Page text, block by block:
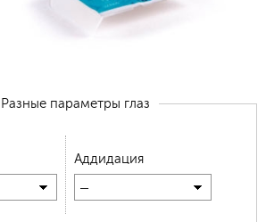
Разные параметры глаз
Аддидация
—